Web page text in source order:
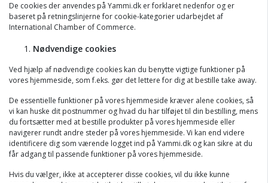
De cookies der anvendes på Yammi.dk er forklaret nedenfor og er
baseret på retningslinjerne for cookie-kategorier udarbejdet af
International Chamber of Commerce.
Nødvendige cookies
Ved hjælp af nødvendige cookies kan du benytte vigtige funktioner på
vores hjemmeside, som f.eks. gør det lettere for dig at bestille take away.
De essentielle funktioner på vores hjemmeside kræver alene cookies, så
vi kan huske dit postnummer og hvad du har tilføjet til din bestilling, mens
du fortsætter med at bestille produkter på vores hjemmeside eller
navigerer rundt andre steder på vores hjemmeside. Vi kan end videre
identificere dig som værende logget ind på Yammi.dk og kan sikre at du
får adgang til passende funktioner på vores hjemmeside.
Hvis du vælger, ikke at accepterer disse cookies, vil du ikke kunne